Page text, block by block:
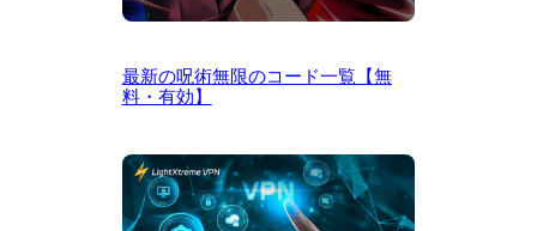
最新の呪術無限のコード一覧【無
料・有効】